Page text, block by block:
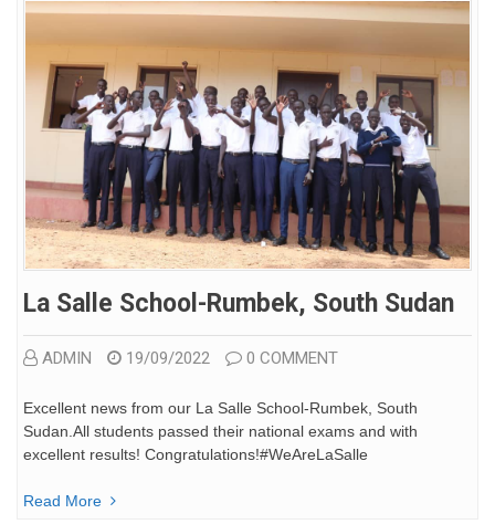
La Salle School-Rumbek, South Sudan
ADMIN 19/09/2022 0 COMMENT
Excellent news from our La Salle School-Rumbek, South
Sudan.All students passed their national exams and with
excellent results! Congratulations!#WeAreLaSalle
Read More